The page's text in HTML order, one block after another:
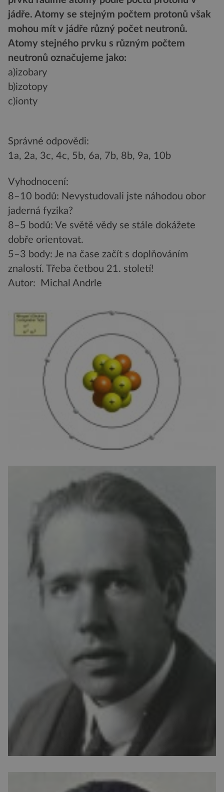
jádře. Atomy se stejným počtem protonů však
mohou mít v jádře různý počet neutronů.
Atomy stejného prvku s různým počtem
neutronů označujeme jako:
a)izobary
b)izotopy
c)ionty
Správné odpovědi:
1a, 2a, 3c, 4c, 5b, 6a, 7b, 8b, 9a, 10b
Vyhodnocení:
8–10 bodů: Nevystudovali jste náhodou obor
jaderná fyzika?
8–5 bodů: Ve světě vědy se stále dokážete
dobře orientovat.
5–3 body: Je na čase začít s doplňováním
znalostí. Třeba četbou 21. století!
Autor: Michal Andrle